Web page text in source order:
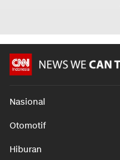
Nasional
Otomotif
Hiburan